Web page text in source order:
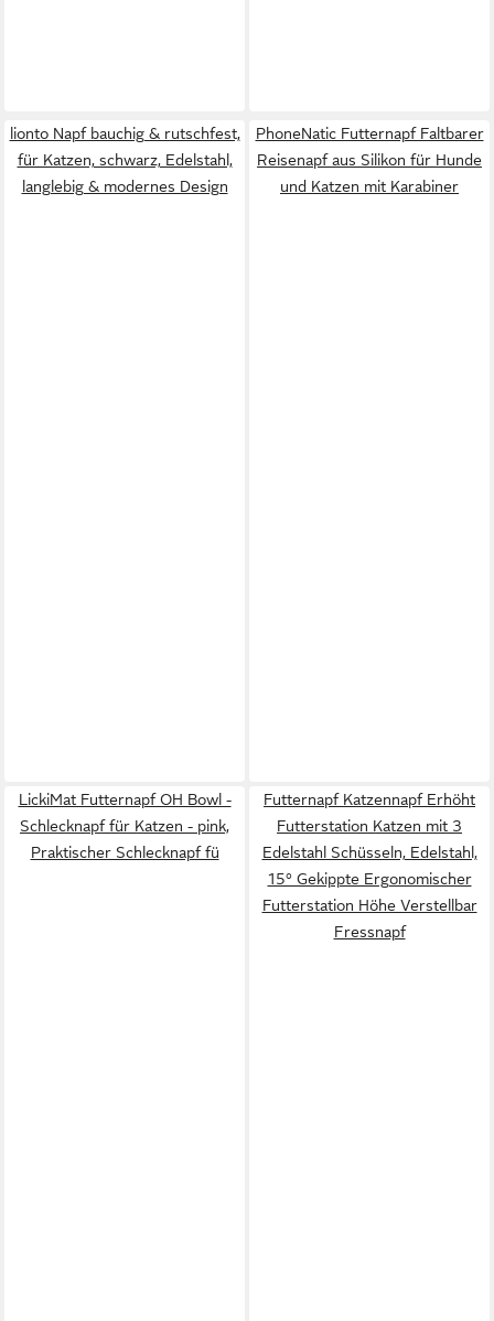
lionto Napf bauchig & rutschfest,
für Katzen, schwarz, Edelstahl,
langlebig & modernes Design
PhoneNatic Futternapf Faltbarer
Reisenapf aus Silikon für Hunde
und Katzen mit Karabiner
LickiMat Futternapf OH Bowl -
Schlecknapf für Katzen - pink,
Praktischer Schlecknapf fü
Futternapf Katzennapf Erhöht
Futterstation Katzen mit 3
Edelstahl Schüsseln, Edelstahl,
15° Gekippte Ergonomischer
Futterstation Höhe Verstellbar
Fressnapf